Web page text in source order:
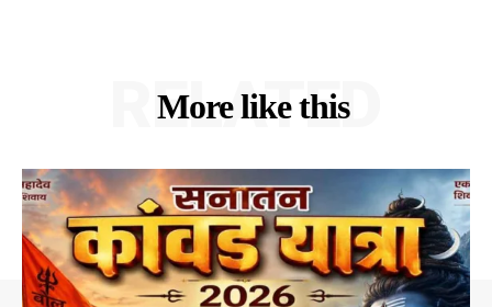
More like this
RELATED